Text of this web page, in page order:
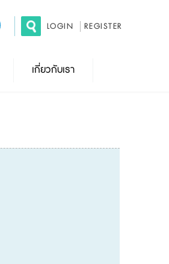
LOGIN REGISTER
เกี่ยวกับเรา